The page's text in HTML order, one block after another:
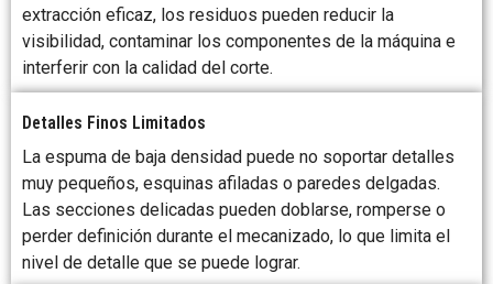
extracción eficaz, los residuos pueden reducir la
visibilidad, contaminar los componentes de la máquina e
interferir con la calidad del corte.
Detalles Finos Limitados
La espuma de baja densidad puede no soportar detalles
muy pequeños, esquinas afiladas o paredes delgadas.
Las secciones delicadas pueden doblarse, romperse o
perder definición durante el mecanizado, lo que limita el
nivel de detalle que se puede lograr.